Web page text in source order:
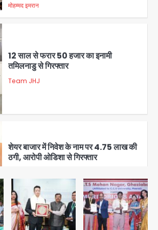
तमिलनाडु से गिरफ्तार
Team JHJ
ठगी, आरोपी ओडिशा से गिरफ्तार
Team JHJ
34 मुकदमों में शामिल वाहन चोर गिरफ्तार, पांच
चोरी के दोपहिया बरामद